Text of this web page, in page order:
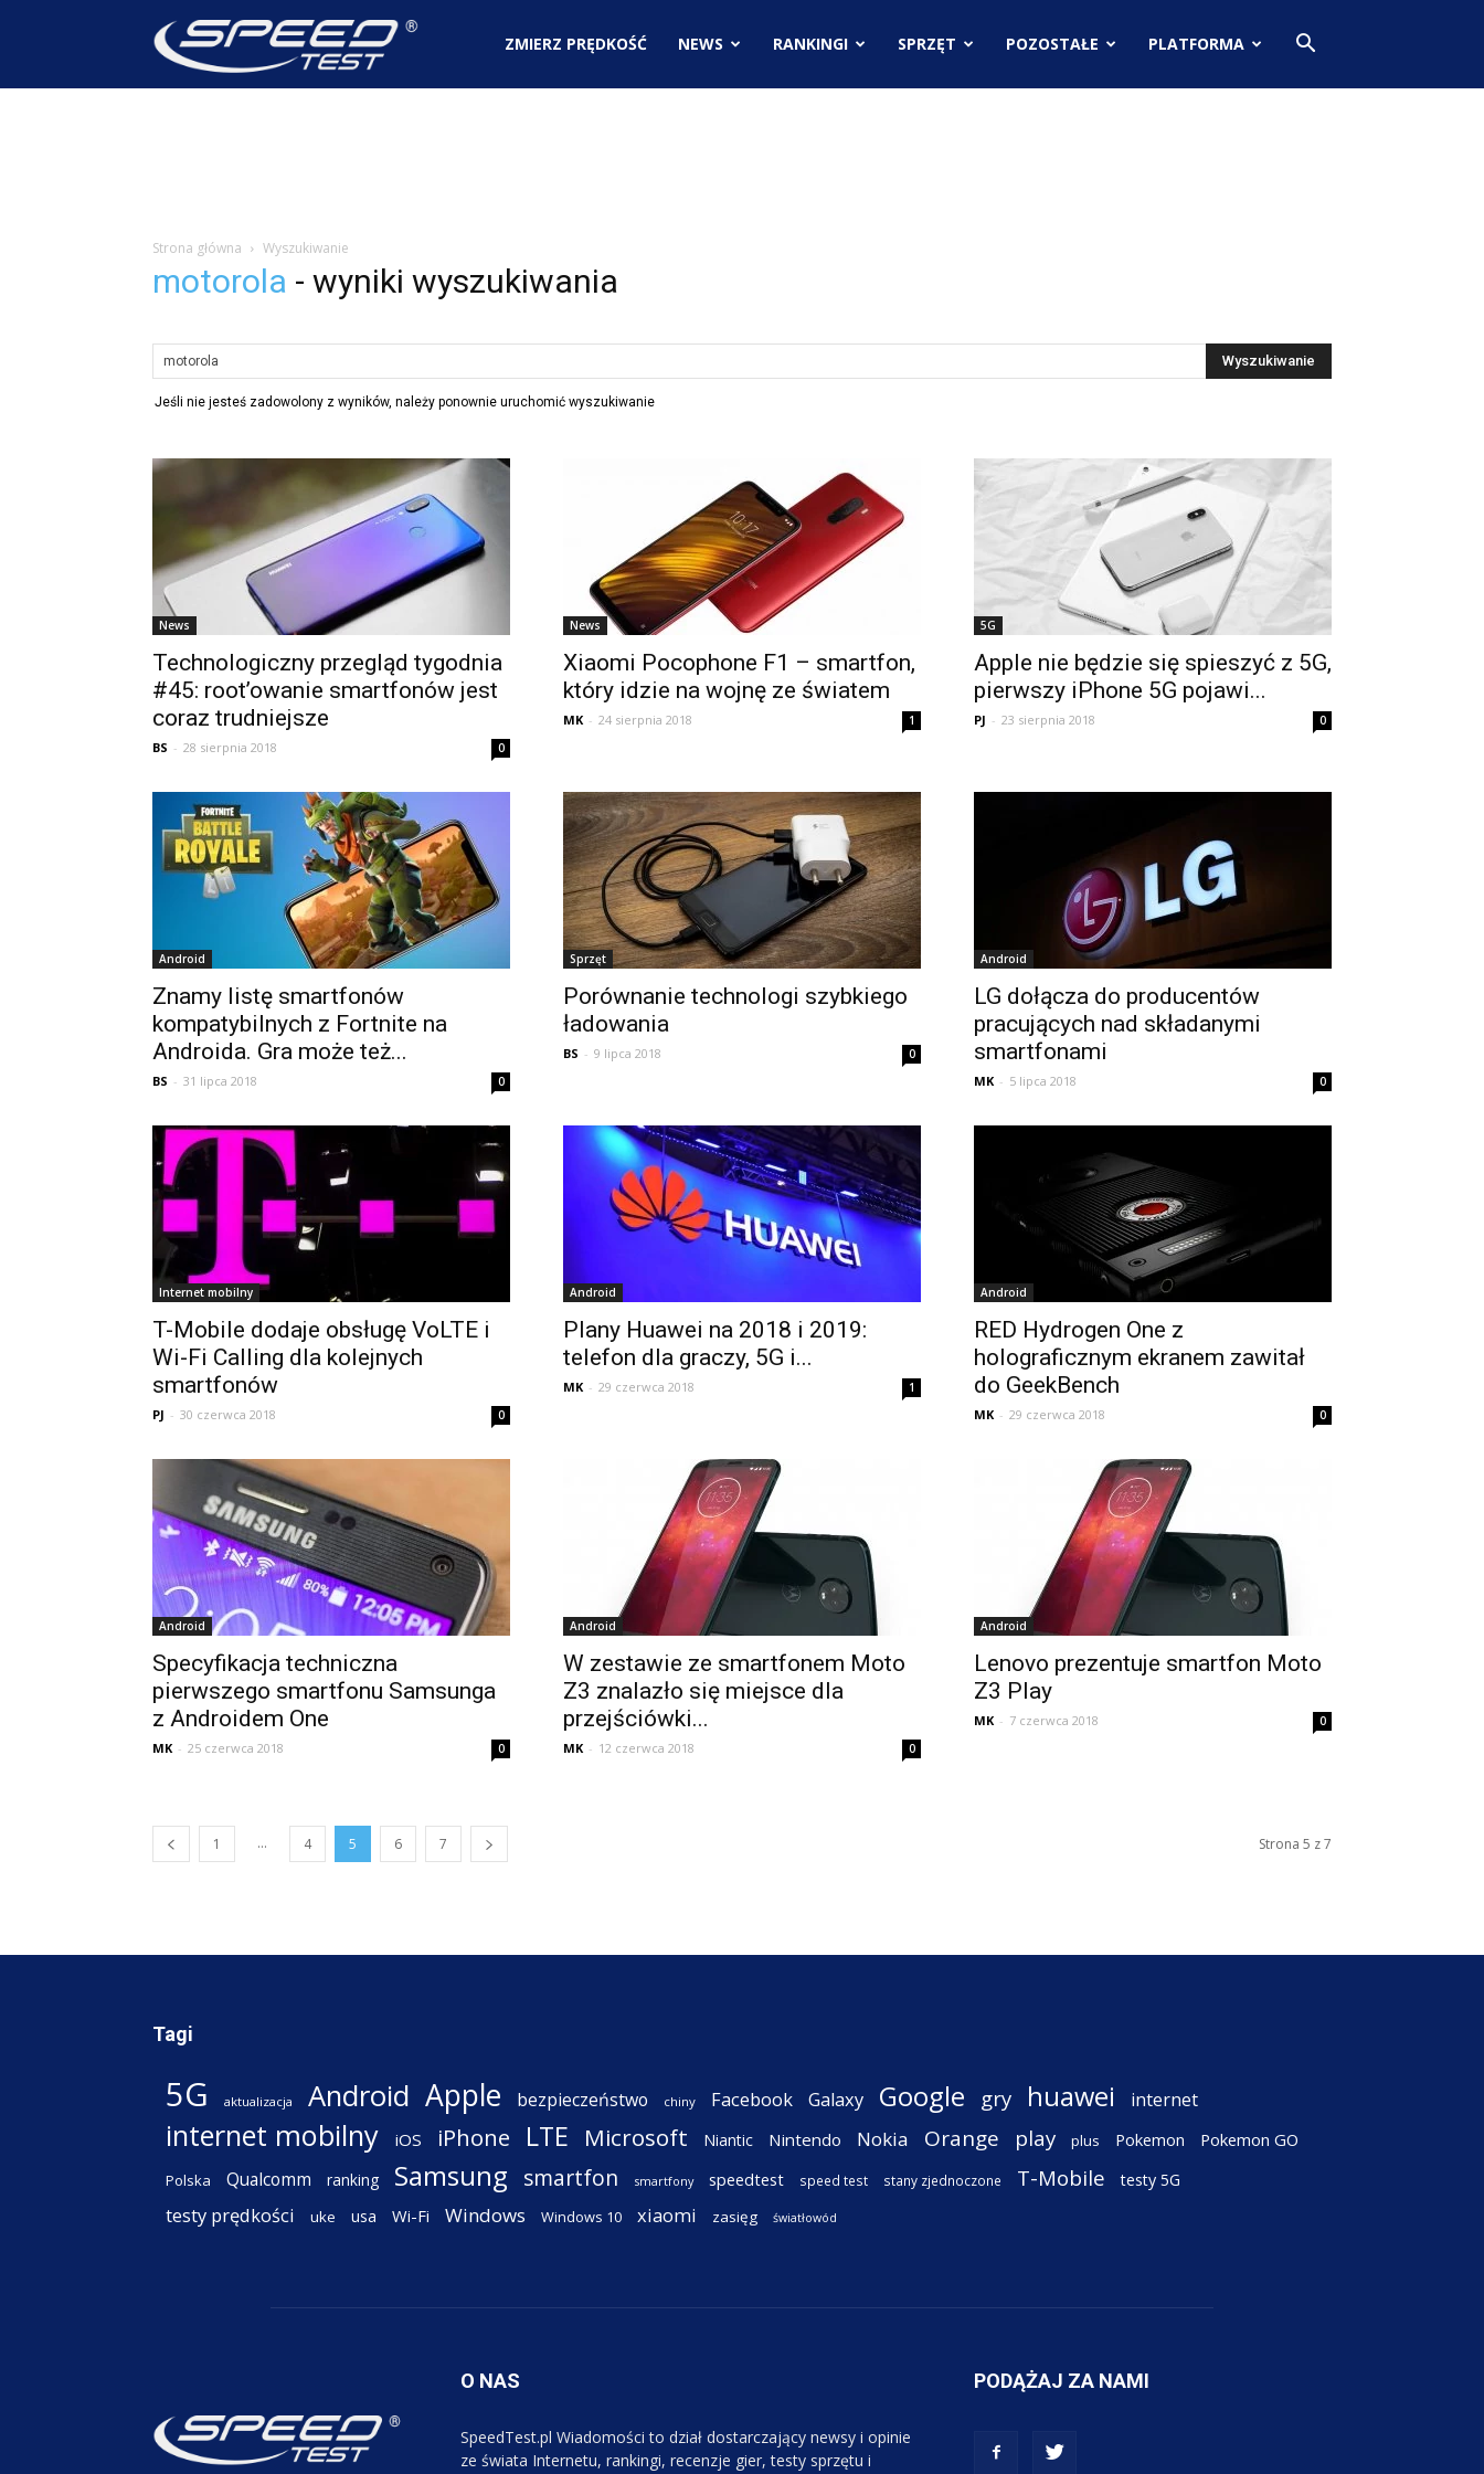
SpeedTest.plZMIERZ PRĘDKOŚĆ NEWS RANKINGI SPRZĘT POZOSTAŁE PLATFORMA
Strona główna Wyszukiwanie
motorola - wyniki wyszukiwania
Jeśli nie jesteś zadowolony z wyników, należy ponownie uruchomić wyszukiwanie
News
Technologiczny przegląd tygodnia
#45: root’owanie smartfonów jest
coraz trudniejsze
BS - 28 sierpnia 2018 0
News
Xiaomi Pocophone F1 – smartfon,
który idzie na wojnę ze światem
MK - 24 sierpnia 2018 1
5G
Apple nie będzie się spieszyć z 5G,
pierwszy iPhone 5G pojawi...
PJ - 23 sierpnia 2018 0
Android
Znamy listę smartfonów
kompatybilnych z Fortnite na
Androida. Gra może też...
BS - 31 lipca 2018 0
Sprzęt
Porównanie technologi szybkiego
ładowania
BS - 9 lipca 2018 0
Android
LG dołącza do producentów
pracujących nad składanymi
smartfonami
MK - 5 lipca 2018 0
Internet mobilny
T-Mobile dodaje obsługę VoLTE i
Wi-Fi Calling dla kolejnych
smartfonów
PJ - 30 czerwca 2018 0
Android
Plany Huawei na 2018 i 2019:
telefon dla graczy, 5G i...
MK - 29 czerwca 2018 1
Android
RED Hydrogen One z
holograficznym ekranem zawitał
do GeekBench
MK - 29 czerwca 2018 0
Android
Specyfikacja techniczna
pierwszego smartfonu Samsunga
z Androidem One
MK - 25 czerwca 2018 0
Android
W zestawie ze smartfonem Moto
Z3 znalazło się miejsce dla
przejściówki...
MK - 12 czerwca 2018 0
Android
Lenovo prezentuje smartfon Moto
Z3 Play
MK - 7 czerwca 2018 0
1 ... 4 5 6 7 Strona 5 z 7
Tagi
5G aktualizacja Android Apple bezpieczeństwo chiny Facebook Galaxy Google gry huawei internet
internet mobilny iOS iPhone LTE Microsoft Niantic Nintendo Nokia Orange play plus Pokemon Pokemon GO
Polska Qualcomm ranking Samsung smartfon smartfony speedtest speed test stany zjednoczone T-Mobile testy 5G
testy prędkości uke usa Wi-Fi Windows Windows 10 xiaomi zasięg światłowód
O NAS
SpeedTest.pl Wiadomości to dział dostarczający newsy i opinie
ze świata Internetu, rankingi, recenzje gier, testy sprzętu i
PODĄŻAJ ZA NAMI